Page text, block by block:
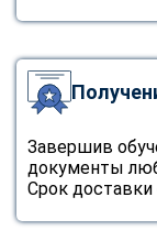
Завершив
документы
Срок доставки